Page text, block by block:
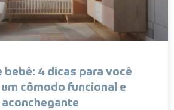
bebê: 4 dicas para você
cômodo funcional e
aconchegante